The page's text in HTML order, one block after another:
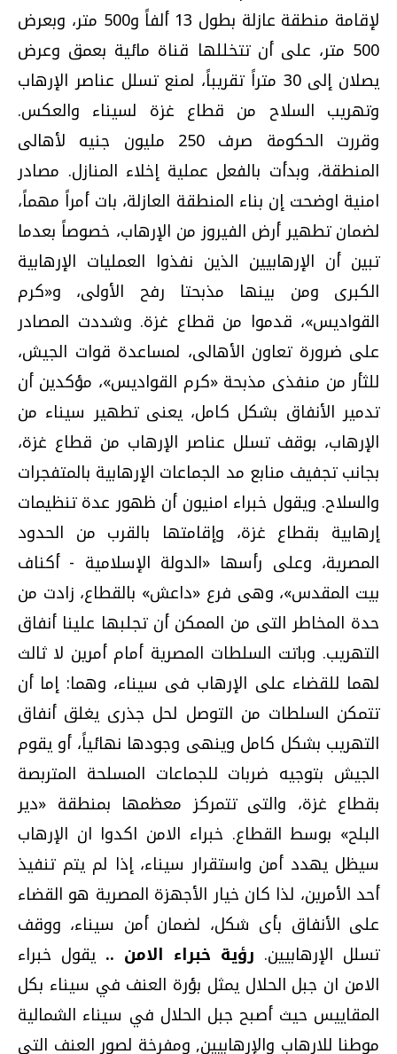
لإقامة منطقة عازلة بطول 13 ألفاً و500 متر، وبعرض
500 متر، على أن تتخللها قناة مائية بعمق وعرض
يصلان إلى 30 متراً تقريباً، لمنع تسلل عناصر الإرهاب
وتهريب السلاح من قطاع غزة لسيناء والعكس.
وقررت الحكومة صرف 250 مليون جنيه لأهالى
المنطقة، وبدأت بالفعل عملية إخلاء المنازل. مصادر
امنية اوضحت إن بناء المنطقة العازلة، بات أمراً مهماً،
لضمان تطهير أرض الفيروز من الإرهاب، خصوصاً بعدما
تبين أن الإرهابيين الذين نفذوا العمليات الإرهابية
الكبرى ومن بينها مذبحتا رفح الأولى، و«كرم
القواديس»، قدموا من قطاع غزة. وشددت المصادر
على ضرورة تعاون الأهالى، لمساعدة قوات الجيش،
للثأر من منفذى مذبحة «كرم القواديس»، مؤكدين أن
تدمير الأنفاق بشكل كامل، يعنى تطهير سيناء من
الإرهاب، بوقف تسلل عناصر الإرهاب من قطاع غزة،
بجانب تجفيف منابع مد الجماعات الإرهابية بالمتفجرات
والسلاح. ويقول خبراء امنيون أن ظهور عدة تنظيمات
إرهابية بقطاع غزة، وإقامتها بالقرب من الحدود
المصرية، وعلى رأسها «الدولة الإسلامية - أكناف
بيت المقدس»، وهى فرع «داعش» بالقطاع، زادت من
حدة المخاطر التى من الممكن أن تجلبها علينا أنفاق
التهريب. وباتت السلطات المصرية أمام أمرين لا ثالث
لهما للقضاء على الإرهاب فى سيناء، وهما: إما أن
تتمكن السلطات من التوصل لحل جذرى يغلق أنفاق
التهريب بشكل كامل وينهى وجودها نهائياً، أو يقوم
الجيش بتوجيه ضربات للجماعات المسلحة المتربصة
بقطاع غزة، والتى تتمركز معظمها بمنطقة «دير
البلح» بوسط القطاع. خبراء الامن اكدوا ان الإرهاب
سيظل يهدد أمن واستقرار سيناء، إذا لم يتم تنفيذ
أحد الأمرين، لذا كان خيار الأجهزة المصرية هو القضاء
على الأنفاق بأى شكل، لضمان أمن سيناء، ووقف
تسلل الإرهابيين. رؤية خبراء الامن .. يقول خبراء
الامن ان جبل الحلال‏ يمثل‏ بؤرة العنف في سيناء بكل
المقاييس حيث أصبح جبل الحلال في سيناء الشمالية
موطنا للارهاب والإرهابيين‏,‏ ومفرخة لصور العنف التي